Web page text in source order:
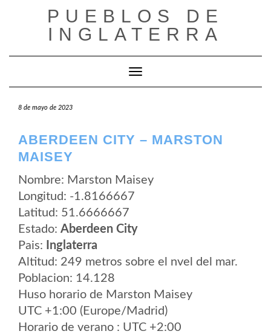
PUEBLOS DE
INGLATERRA
Cambiar modo de navegación
8 de mayo de 2023
ABERDEEN CITY – MARSTON
MAISEY
Nombre: Marston Maisey
Longitud: -1.8166667
Latitud: 51.6666667
Estado: Aberdeen City
Pais:
Inglaterra
Altitud: 249 metros sobre el nvel del mar.
Poblacion: 14.128
Huso horario de Marston Maisey
UTC +1:00 (Europe/Madrid)
Horario de verano : UTC +2:00